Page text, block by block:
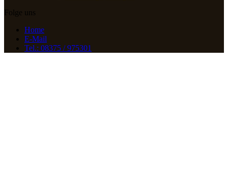
Folge uns
Home
E-Mail
Tel.: 08375 / 975301